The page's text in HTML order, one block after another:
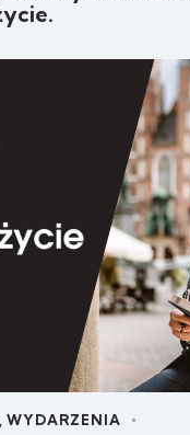
,WYDARZENIA